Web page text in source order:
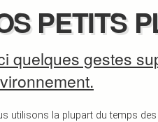
PETITS
quelques gestes
utilisons la plupart du temps